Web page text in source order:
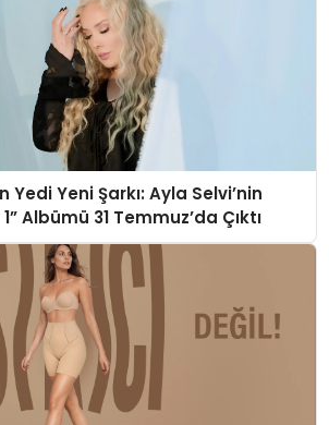
Yedi Yeni Şarkı: Ayla Selvi’nin
Albümü 31 Temmuz’da Çıktı